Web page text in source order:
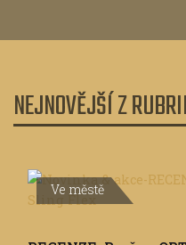
NEJNOVĚJŠÍ Z
Ve městě